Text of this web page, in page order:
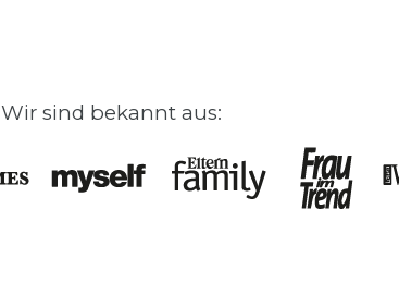
Wir sind bekannt aus: